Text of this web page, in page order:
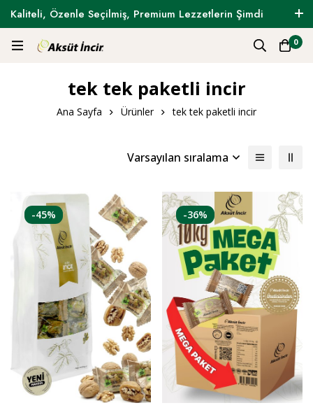
Kaliteli, Özenle Seçilmiş, Premium Lezzetlerin Şimdi
Tam Zamanı !
0
tek tek paketli incir
Ana Sayfa Ürünler tek tek paketli incir
Varsayılan sıralama
-45% -36%